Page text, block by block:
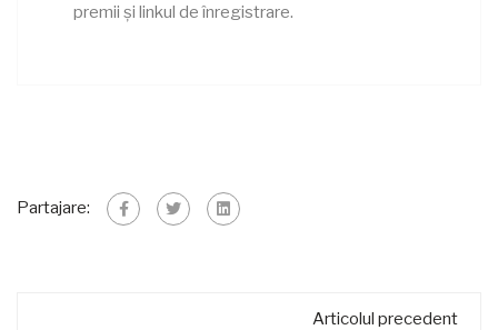
premii și linkul de înregistrare.
Partajare:
Articolul precedent